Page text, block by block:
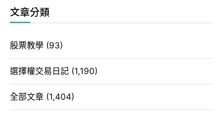
文章分類
股票教學 (93)
選擇權交易日記 (1,190)
全部文章 (1,404)